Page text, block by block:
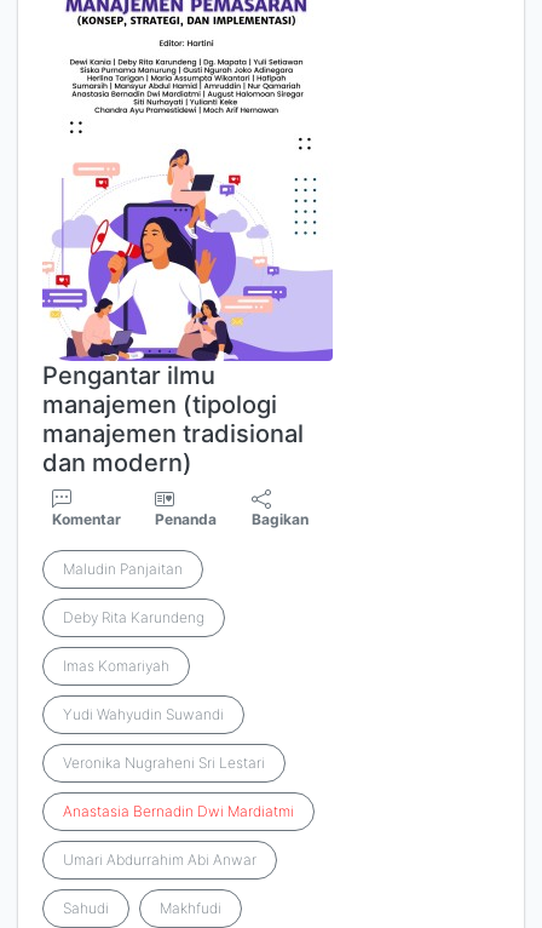
Pengantar ilmu
manajemen (tipologi
manajemen tradisional
dan modern)
Komentar Penanda Bagikan
Maludin Panjaitan
Deby Rita Karundeng
Imas Komariyah
Yudi Wahyudin Suwandi
Veronika Nugraheni Sri Lestari
Anastasia Bernadin Dwi Mardiatmi
Umari Abdurrahim Abi Anwar
Sahudi Makhfudi